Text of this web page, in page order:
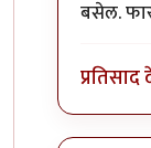
बसेल.
प्रतिसाद